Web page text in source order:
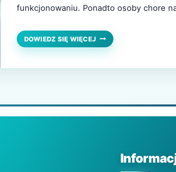
funkcjonowaniu. Ponadto osoby chore
chorej powinien być odpowiednio
jak się odnaleźć w każdej…
DOWIEDZ SIĘ WIĘCEJ NAJWIĘKSZE
WYZWANIA
CHORĄ
NA